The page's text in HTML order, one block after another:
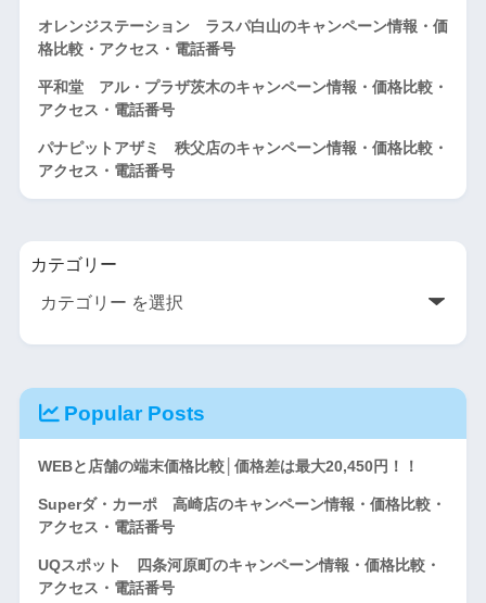
オレンジステーション ラスパ白山のキャンペーン情報・価
格比較・アクセス・電話番号
平和堂 アル・プラザ茨木のキャンペーン情報・価格比較・
アクセス・電話番号
パナピットアザミ 秩父店のキャンペーン情報・価格比較・
アクセス・電話番号
カテゴリー
Popular Posts
WEBと店舗の端末価格比較│価格差は最大20,450円！！
Superダ・カーポ 高崎店のキャンペーン情報・価格比較・
アクセス・電話番号
UQスポット 四条河原町のキャンペーン情報・価格比較・
アクセス・電話番号